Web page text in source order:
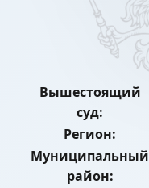
Вышестоящий
суд:
Регион:
Муниципальный
район: